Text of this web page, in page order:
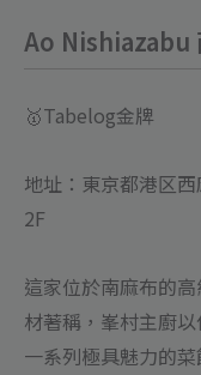
Ao Nishiazabu
🥇Tabelog金牌
地址：東京都港区
2F
這家位於南麻布的
材著稱，峯村主廚
一系列極具魅力的